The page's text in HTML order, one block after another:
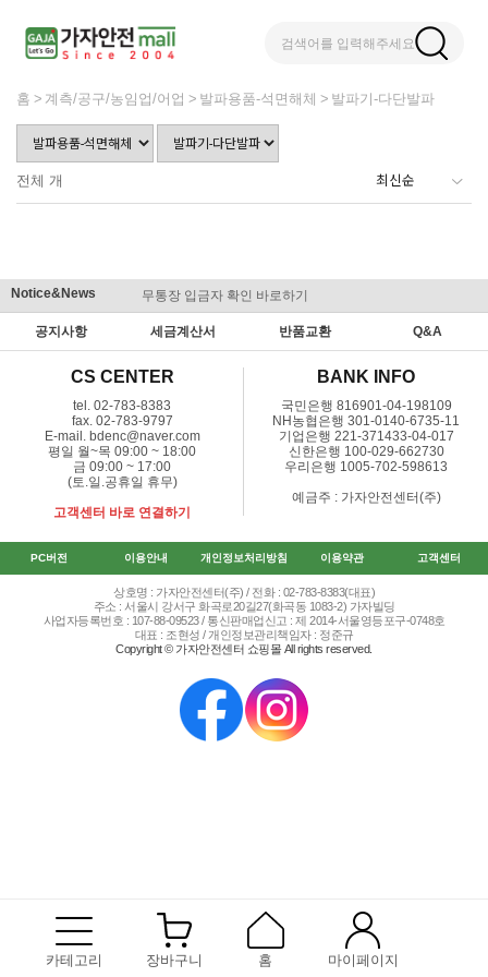
검색어를 입력해주세요
카테고리 장바구니 홈 마이페이지
홈 계측/공구/농임업/어업 발파용품-석면해체 발파기-다단발파
전체 개
Notice&News 무통장 입금자 확인 바로하기
공지사항 세금계산서 반품교환 Q&A
CS CENTER
tel. 02-783-8383
fax. 02-783-9797
E-mail. bdenc@naver.com
평일 월~목 09:00 ~ 18:00
금 09:00 ~ 17:00
(토.일.공휴일 휴무)
고객센터 바로 연결하기
BANK INFO
국민은행 816901-04-198109
NH농협은행 301-0140-6735-11
기업은행 221-371433-04-017
신한은행 100-029-662730
우리은행 1005-702-598613
예금주 : 가자안전센터(주)
PC버전 이용안내 개인정보처리방침 이용약관 고객센터
상호명 : 가자안전센터(주) / 전화 : 02-783-8383(대표)
주소 : 서울시 강서구 화곡로20길27(화곡동 1083-2) 가자빌딩
사업자등록번호 : 107-88-09523 / 통신판매업신고 : 제 2014-서울영등포구-0748호
대표 : 조현성 / 개인정보관리책임자 : 정준규
Copyright © 가자안전센터 쇼핑몰 All rights reserved.